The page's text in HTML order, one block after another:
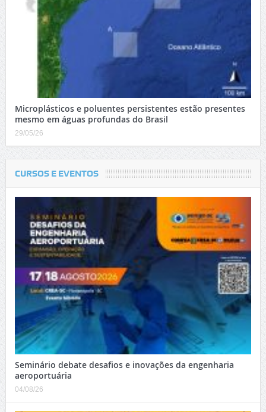
Microplásticos e poluentes persistentes estão presentes
mesmo em águas profundas do Brasil
29/05/26
CURSOS E EVENTOS
Seminário debate desafios e inovações da engenharia
aeroportuária
04/08/26